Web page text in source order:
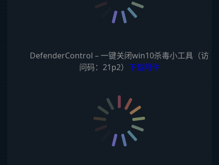
DefenderControl – 一键关闭win10杀毒小工具（访
问码：21p2） 下载附件